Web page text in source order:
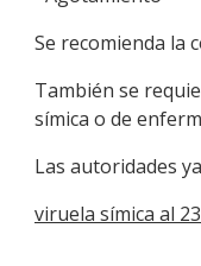
Se recomienda la
También se
símica o de
Las autoridades
viruela símica al